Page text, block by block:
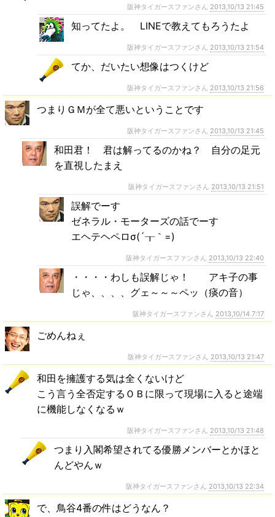
阪神タイガースファンさん 2013,10/13 21:45
知ってたよ。 LINEで教えてもろうたよ
阪神タイガースファンさん 2013,10/13 21:54
てか、だいたい想像はつくけど
阪神タイガースファンさん 2013,10/13 21:56
つまりＧＭが全て悪いということです
阪神タイガースファンさん 2013,10/13 21:45
和田君！ 君は解ってるのかね？ 自分の足元
を直視したまえ
阪神タイガースファンさん 2013,10/13 21:51
誤解でーす
ゼネラル・モーターズの話でーす
エヘテヘペロσ(´┰｀=)
阪神タイガースファンさん 2013,10/13 22:40
・・・・わしも誤解じゃ！ アキ子の事
じゃ、、、、グェ～～～ペッ（痰の音）
阪神タイガースファンさん 2013,10/14 7:17
ごめんねぇ
阪神タイガースファンさん 2013,10/13 21:47
和田を擁護する気は全くないけど
こう言う全否定するＯＢに限って現場に入ると途端
に機能しなくなるｗ
阪神タイガースファンさん 2013,10/13 21:48
つまり入閣希望されてる優勝メンバーとかほと
んどやんｗ
阪神タイガースファンさん 2013,10/13 22:34
で、鳥谷4番の件はどうなん？